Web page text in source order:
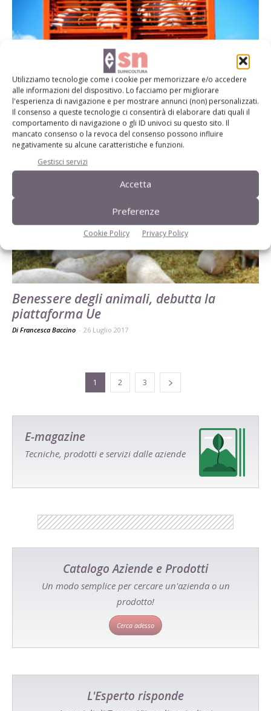
Utilizziamo tecnologie come i cookie per memorizzare e/o accedere
alle informazioni del dispositivo. Lo facciamo per migliorare
l'esperienza di navigazione e per mostrare annunci (non) personalizzati.
Il consenso a queste tecnologie ci consentirà di elaborare dati quali il
comportamento di navigazione o gli ID univoci su questo sito. Il
mancato consenso o la revoca del consenso possono influire
negativamente su alcune caratteristiche e funzioni.
Gestisci servizi
Accetta
Preferenze
Cookie Policy Privacy Policy
Trasporto di suini vivi, le nuove linee guida
Di Roberta Sguerrini- 23 Novembre 2017
Benessere degli animali, debutta la
piattaforma Ue
Di Francesca Baccino - 26 Luglio 2017
1 2 3
E-magazine
Tecniche, prodotti e servizi dalle aziende
Catalogo Aziende e Prodotti
Un modo semplice per cercare un'azienda o un
prodotto!
Cerca adesso
L'Esperto risponde